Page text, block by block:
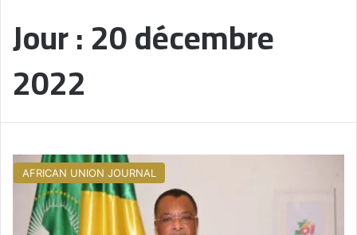
Jour :20 décembre
2022
AFRICAN UNION JOURNAL